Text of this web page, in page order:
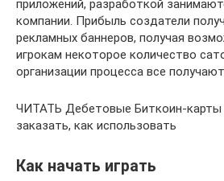
приложений, разработкой
компании. Прибыль создатели
рекламных баннеров, получая
игрокам некоторое количество
организации процесса все
ЧИТАТЬ Дебетовые Биткоин-карты
заказать, как использовать
Как начать играть